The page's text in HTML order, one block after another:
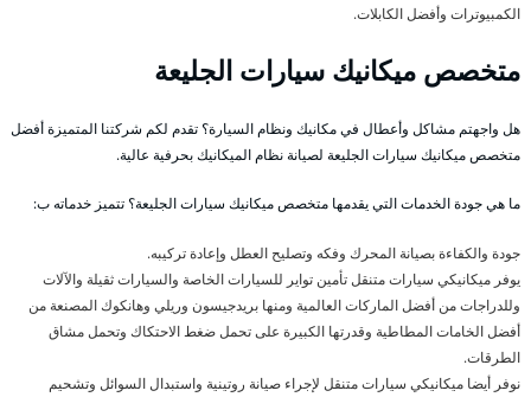
الكمبيوترات وأفضل الكابلات.
متخصص ميكانيك سيارات الجليعة
هل واجهتم مشاكل وأعطال في مكانيك ونظام السيارة؟ تقدم لكم شركتنا المتميزة أفضل
متخصص ميكانيك سيارات الجليعة لصيانة نظام الميكانيك بحرفية عالية.
ما هي جودة الخدمات التي يقدمها متخصص ميكانيك سيارات الجليعة؟ تتميز خدماته ب:
جودة والكفاءة بصيانة المحرك وفكه وتصليح العطل وإعادة تركيبه.
يوفر ميكانيكي سيارات متنقل تأمين تواير للسيارات الخاصة والسيارات ثقيلة والآلات
وللدراجات من أفضل الماركات العالمية ومنها بريدجيسون وريلي وهانكوك المصنعة من
أفضل الخامات المطاطية وقدرتها الكبيرة على تحمل ضغط الاحتكاك وتحمل مشاق
الطرقات.
نوفر أيضا ميكانيكي سيارات متنقل لإجراء صيانة روتينية واستبدال السوائل وتشحيم